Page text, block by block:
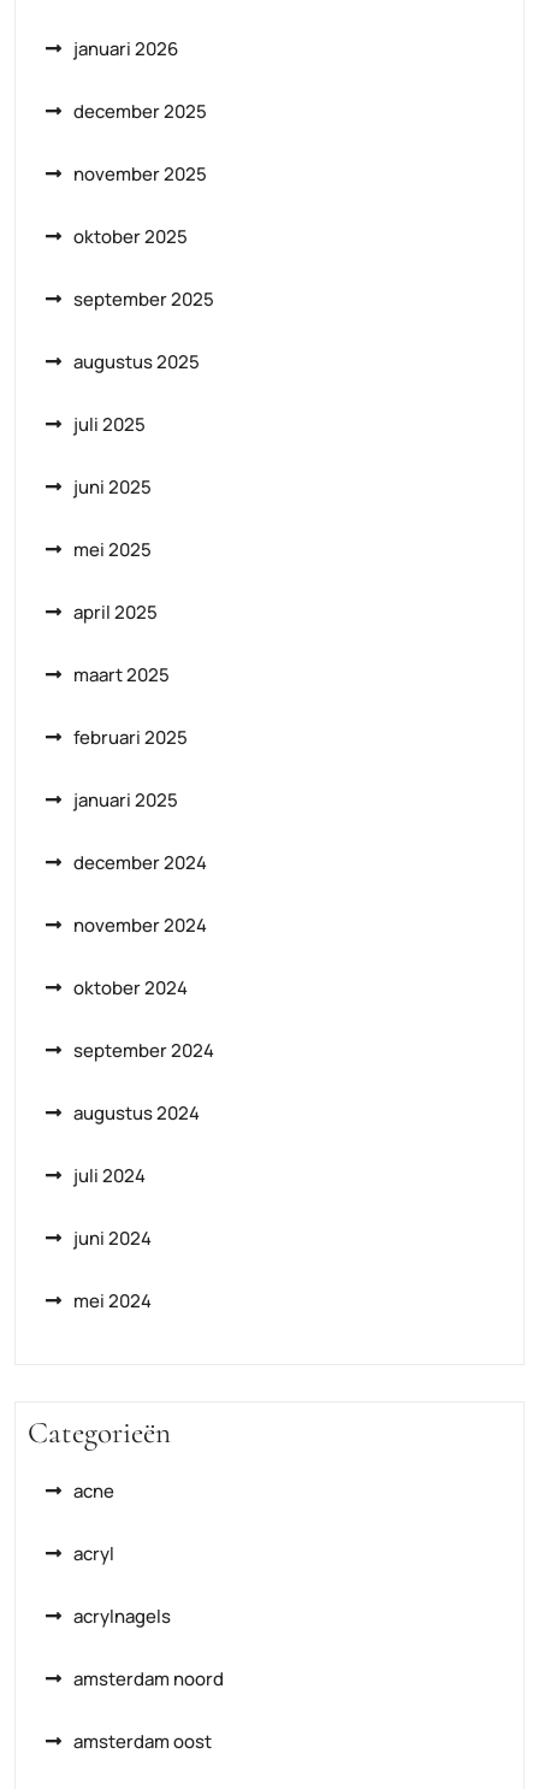
januari 2026
december 2025
november 2025
oktober 2025
september 2025
augustus 2025
juli 2025
juni 2025
mei 2025
april 2025
maart 2025
februari 2025
januari 2025
december 2024
november 2024
oktober 2024
september 2024
augustus 2024
juli 2024
juni 2024
mei 2024
Categorieën
acne
acryl
acrylnagels
amsterdam noord
amsterdam oost